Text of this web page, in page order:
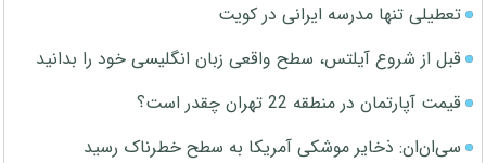
تعطیلی تنها مدرسه ایرانی در کویت
قبل از شروع آیلتس، سطح واقعی زبان انگلیسی خود را بدانید
قیمت آپارتمان در منطقه 22 تهران چقدر است؟
سی‌ان‌ان: ذخایر موشکی آمریکا به سطح خطرناک رسید